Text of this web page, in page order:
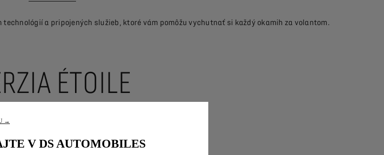
a pripojených služieb, ktoré vám pomôžu vychutnať si každý okamih za volantom.
ÉTOILE
výbavu DS 7
→
V DS AUTOMOBILES